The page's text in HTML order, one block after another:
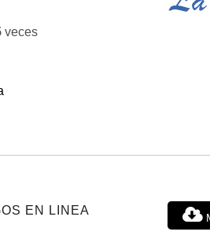
veces
EN LINEA